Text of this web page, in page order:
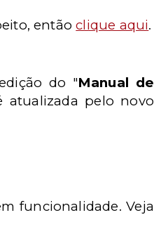
entãoclique aqui.
do "Manual de
atualizada pelo novo
funcionalidade. Veja